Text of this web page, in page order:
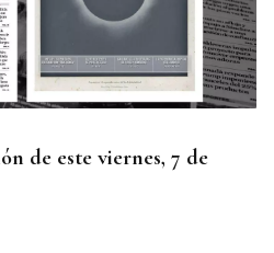
de este viernes, 7 de